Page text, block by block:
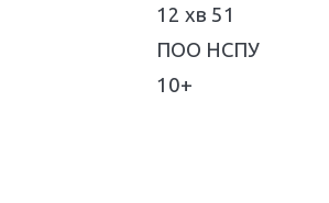
12 хв 51
ПОО НСПУ
10+